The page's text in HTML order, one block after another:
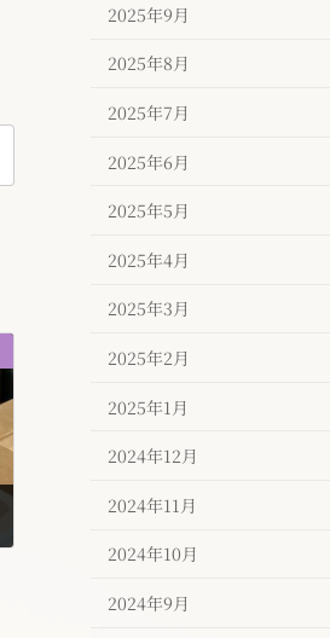
2025年9月
2025年8月
2025年7月
2025年6月
2025年5月
2025年4月
2025年3月
2025年2月
2025年1月
2024年12月
2024年11月
2024年10月
2024年9月